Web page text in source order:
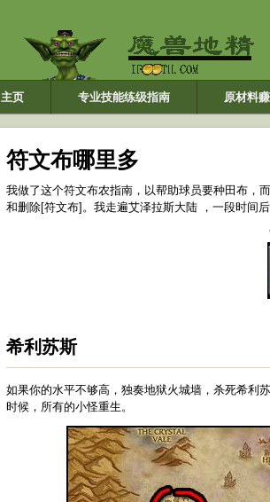
主页 专业技能练级指南 原材料
符文布哪里多
我做了这个符文布农指南，以帮助球员要种田布，
和删除[符文布]。我走遍艾泽拉斯大陆 ​​，一段时间
希利苏斯
如果你的水平不够高，独奏地狱火城墙，杀死希利
时候，所有的小怪重生。